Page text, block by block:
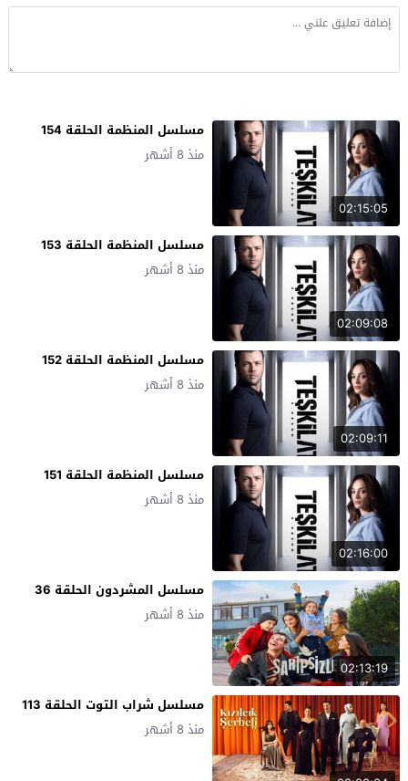
02:15:05
مسلسل المنظمة الحلقة 154
منذ 8 أشهر
02:09:08
مسلسل المنظمة الحلقة 153
منذ 8 أشهر
02:09:11
مسلسل المنظمة الحلقة 152
منذ 8 أشهر
02:16:00
مسلسل المنظمة الحلقة 151
منذ 8 أشهر
02:13:19
مسلسل المشردون الحلقة 36
منذ 8 أشهر
مسلسل شراب التوت الحلقة 113
منذ 8 أشهر